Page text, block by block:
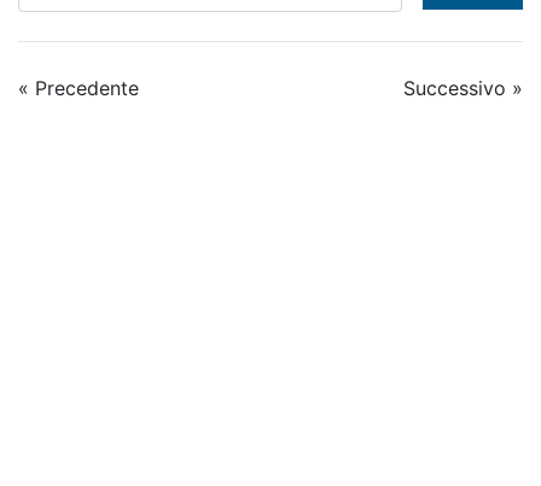
« Precedente Successivo »